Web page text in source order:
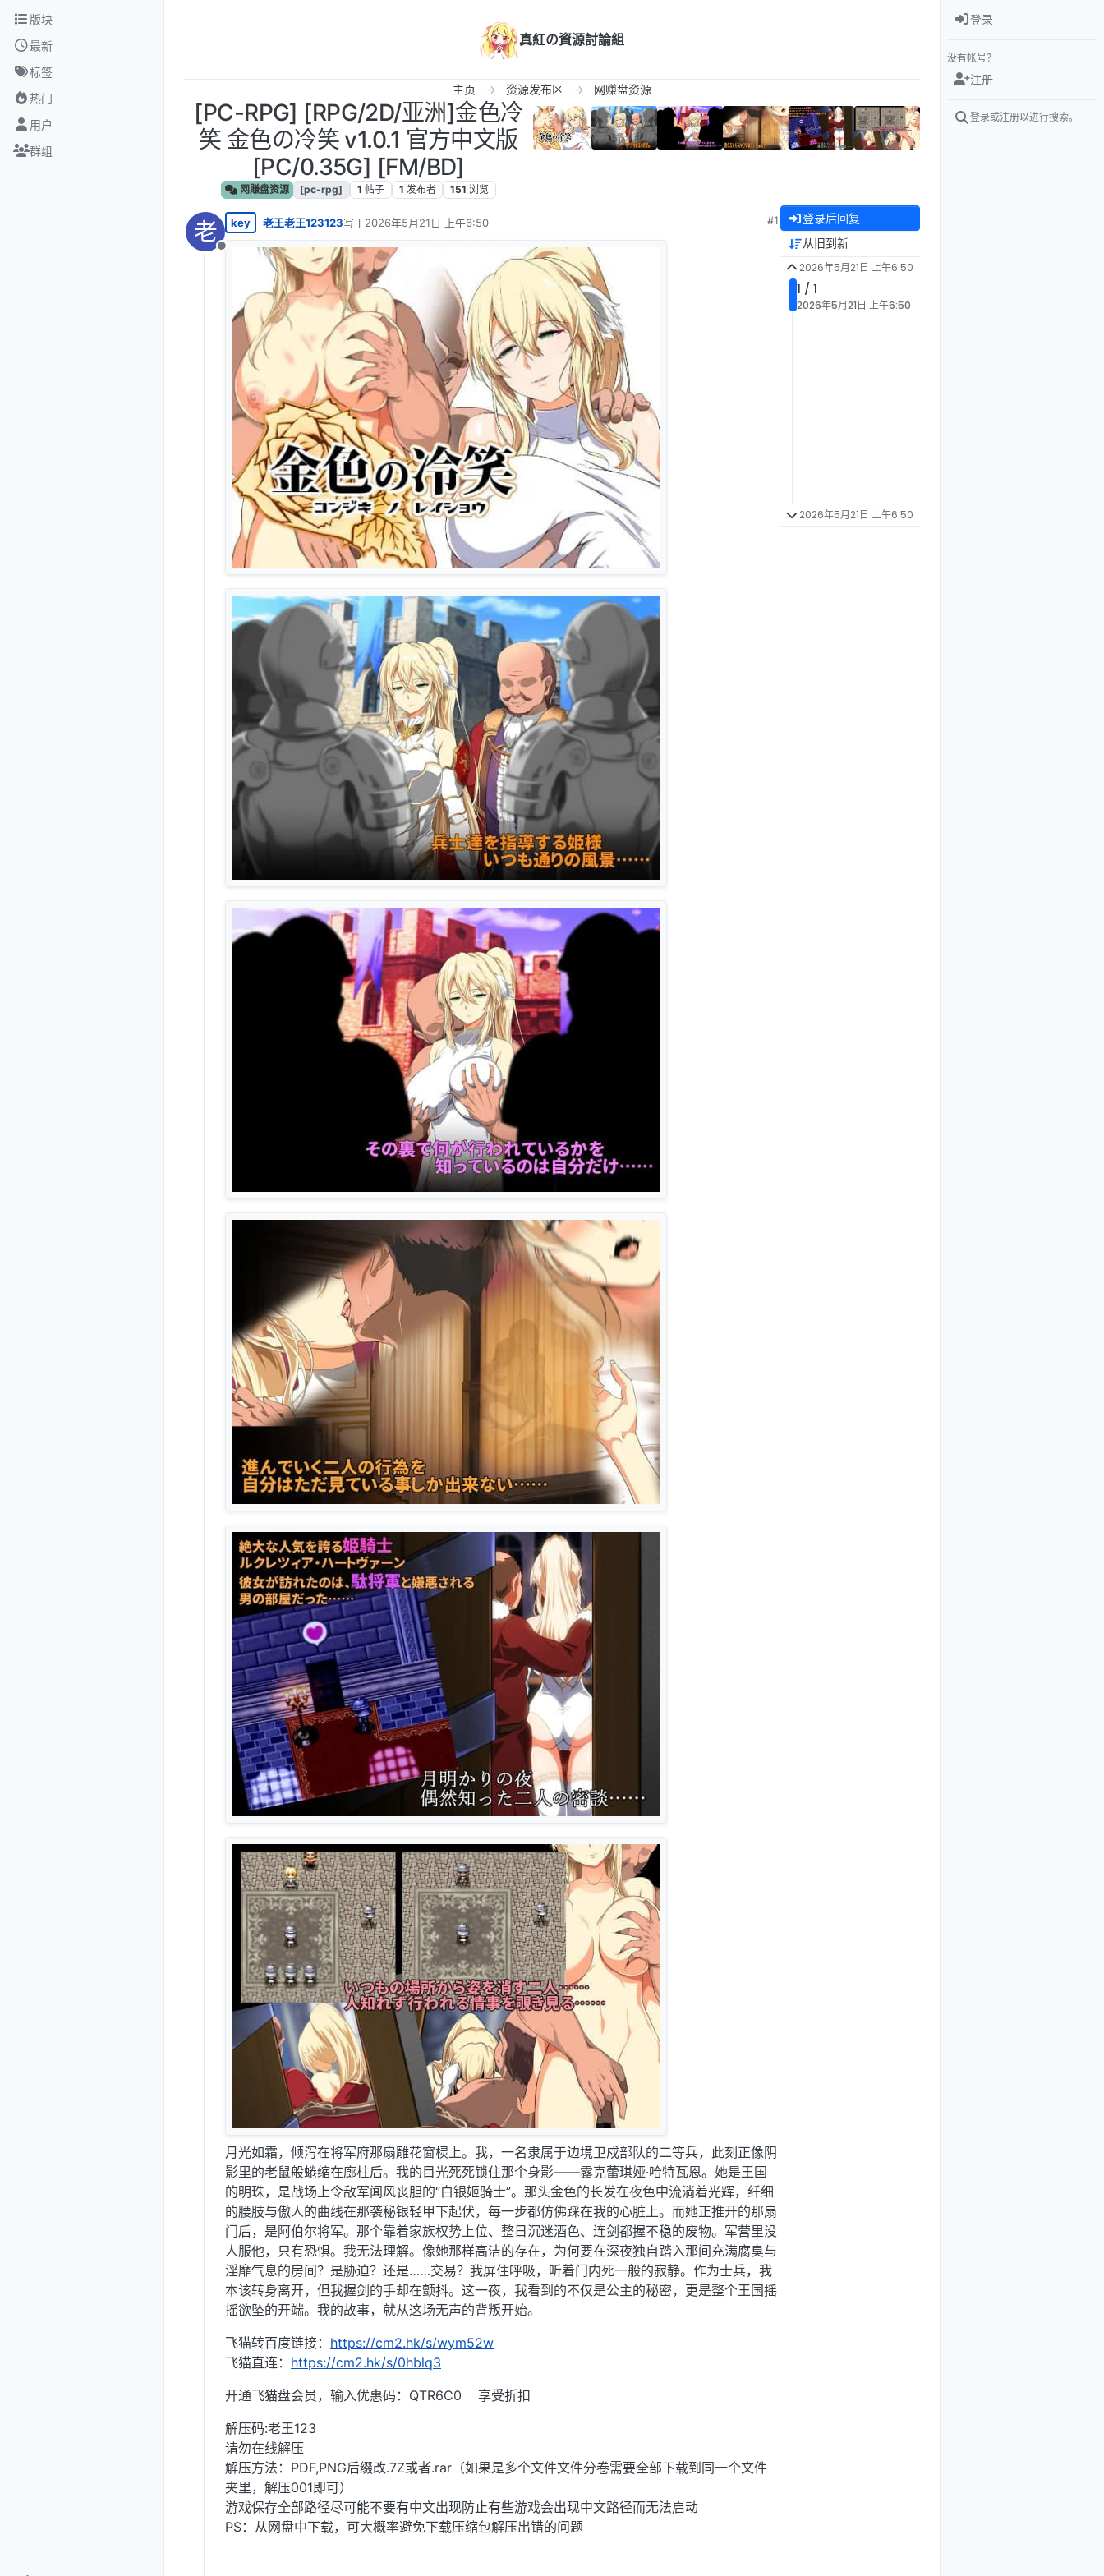
跳转至内容
版块
最新
标签
热门
用户
群组
真紅の資源討論組
主页 资源发布区 网赚盘资源
[PC-RPG] [RPG/2D/亚洲]金色冷
笑 金色の冷笑 v1.0.1 官方中文版
[PC/0.35G] [FM/BD]
网赚盘资源 [pc-rpg] 1 帖子 1 发布者 151 浏览
老
离线
key 老王老王123123写于2026年5月21日 上午6:50
最后由 编辑
#1
月光如霜，倾泻在将军府那扇雕花窗棂上。我，一名隶属于边境卫戍部队的二等兵，此刻正像阴
影里的老鼠般蜷缩在廊柱后。我的目光死死锁住那个身影——露克蕾琪娅·哈特瓦恩。她是王国
的明珠，是战场上令敌军闻风丧胆的“白银姬骑士”。那头金色的长发在夜色中流淌着光辉，纤细
的腰肢与傲人的曲线在那袭秘银轻甲下起伏，每一步都仿佛踩在我的心脏上。而她正推开的那扇
门后，是阿伯尔将军。那个靠着家族权势上位、整日沉迷酒色、连剑都握不稳的废物。军营里没
人服他，只有恐惧。我无法理解。像她那样高洁的存在，为何要在深夜独自踏入那间充满腐臭与
淫靡气息的房间？是胁迫？还是……交易？我屏住呼吸，听着门内死一般的寂静。作为士兵，我
本该转身离开，但我握剑的手却在颤抖。这一夜，我看到的不仅是公主的秘密，更是整个王国摇
摇欲坠的开端。我的故事，就从这场无声的背叛开始。
飞猫转百度链接： https://cm2.hk/s/wym52w
飞猫直连： https://cm2.hk/s/0hblq3
开通飞猫盘会员，输入优惠码：QTR6C0 享受折扣
解压码:老王123
请勿在线解压
解压方法：PDF,PNG后缀改.7Z或者.rar（如果是多个文件文件分卷需要全部下载到同一个文件
夹里，解压001即可）
游戏保存全部路径尽可能不要有中文出现防止有些游戏会出现中文路径而无法启动
PS：从网盘中下载，可大概率避免下载压缩包解压出错的问题
登录后回复
从旧到新
2026年5月21日 上午6:50
1 / 1
2026年5月21日 上午6:50
2026年5月21日 上午6:50
登录
没有帐号？
注册
登录或注册以进行搜索。